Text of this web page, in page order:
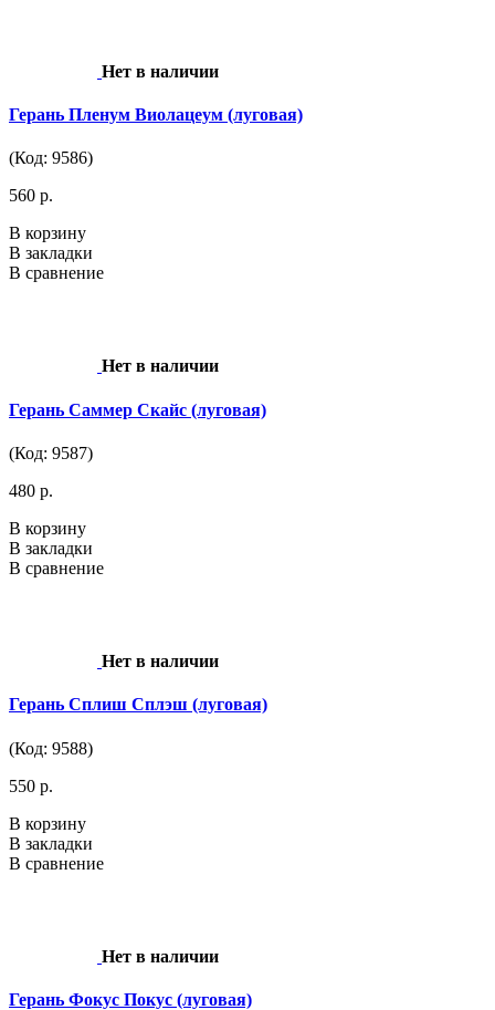
Нет в наличии
Герань Пленум Виолацеум (луговая)
(Код: 9586)
560 р.
В корзину
В закладки
В сравнение
Нет в наличии
Герань Саммер Скайс (луговая)
(Код: 9587)
480 р.
В корзину
В закладки
В сравнение
Нет в наличии
Герань Сплиш Сплэш (луговая)
(Код: 9588)
550 р.
В корзину
В закладки
В сравнение
Нет в наличии
Герань Фокус Покус (луговая)